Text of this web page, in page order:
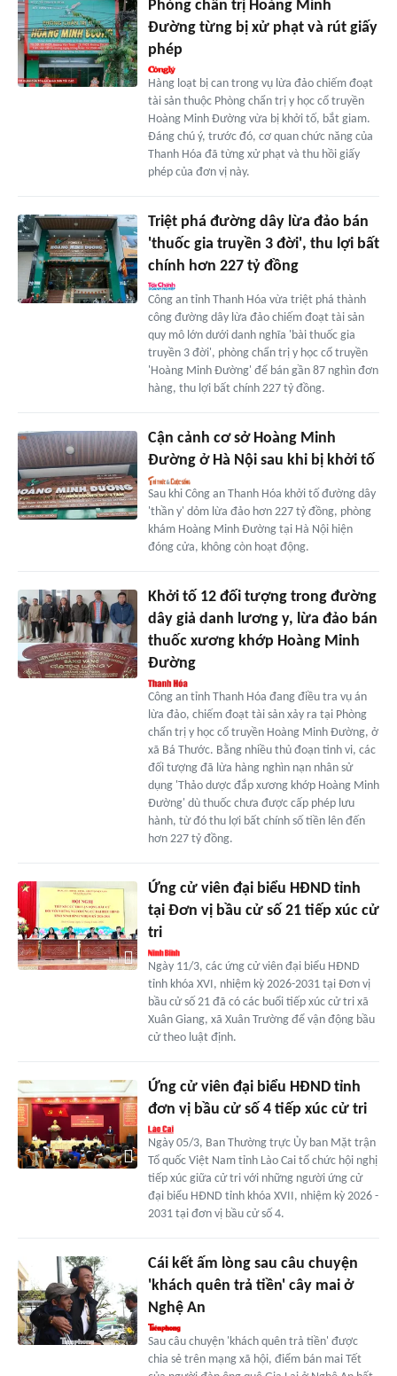
Phòng chẩn trị Hoàng Minh
Đường từng bị xử phạt và rút giấy
phép
Hàng loạt bị can trong vụ lừa đảo chiếm đoạt
tài sản thuộc Phòng chẩn trị y học cổ truyền
Hoàng Minh Đường vừa bị khởi tố, bắt giam.
Đáng chú ý, trước đó, cơ quan chức năng của
Thanh Hóa đã từng xử phạt và thu hồi giấy
phép của đơn vị này.
Triệt phá đường dây lừa đảo bán
'thuốc gia truyền 3 đời', thu lợi bất
chính hơn 227 tỷ đồng
Công an tỉnh Thanh Hóa vừa triệt phá thành
công đường dây lừa đảo chiếm đoạt tài sản
quy mô lớn dưới danh nghĩa 'bài thuốc gia
truyền 3 đời', phòng chẩn trị y học cổ truyền
'Hoàng Minh Đường' để bán gần 87 nghìn đơn
hàng, thu lợi bất chính 227 tỷ đồng.
Cận cảnh cơ sở Hoàng Minh
Đường ở Hà Nội sau khi bị khởi tố
Sau khi Công an Thanh Hóa khởi tố đường dây
'thần y' dỏm lừa đảo hơn 227 tỷ đồng, phòng
khám Hoàng Minh Đường tại Hà Nội hiện
đóng cửa, không còn hoạt động.
Khởi tố 12 đối tượng trong đường
dây giả danh lương y, lừa đảo bán
thuốc xương khớp Hoàng Minh
Đường
Công an tỉnh Thanh Hóa đang điều tra vụ án
lừa đảo, chiếm đoạt tài sản xảy ra tại Phòng
chẩn trị y học cổ truyền Hoàng Minh Đường, ở
xã Bá Thước. Bằng nhiều thủ đoạn tinh vi, các
đối tượng đã lừa hàng nghìn nạn nhân sử
dụng 'Thảo dược đắp xương khớp Hoàng Minh
Đường' dù thuốc chưa được cấp phép lưu
hành, từ đó thu lợi bất chính số tiền lên đến
hơn 227 tỷ đồng.
Ứng cử viên đại biểu HĐND tỉnh
tại Đơn vị bầu cử số 21 tiếp xúc cử
tri
Ngày 11/3, các ứng cử viên đại biểu HĐND
tỉnh khóa XVI, nhiệm kỳ 2026-2031 tại Đơn vị
bầu cử số 21 đã có các buổi tiếp xúc cử tri xã
Xuân Giang, xã Xuân Trường để vận động bầu
cử theo luật định.
Ứng cử viên đại biểu HĐND tỉnh
đơn vị bầu cử số 4 tiếp xúc cử tri
Ngày 05/3, Ban Thường trực Ủy ban Mặt trận
Tổ quốc Việt Nam tỉnh Lào Cai tổ chức hội nghị
tiếp xúc giữa cử tri với những người ứng cử
đại biểu HĐND tỉnh khóa XVII, nhiệm kỳ 2026 -
2031 tại đơn vị bầu cử số 4.
Cái kết ấm lòng sau câu chuyện
'khách quên trả tiền' cây mai ở
Nghệ An
Sau câu chuyện 'khách quên trả tiền' được
chia sẻ trên mạng xã hội, điểm bán mai Tết